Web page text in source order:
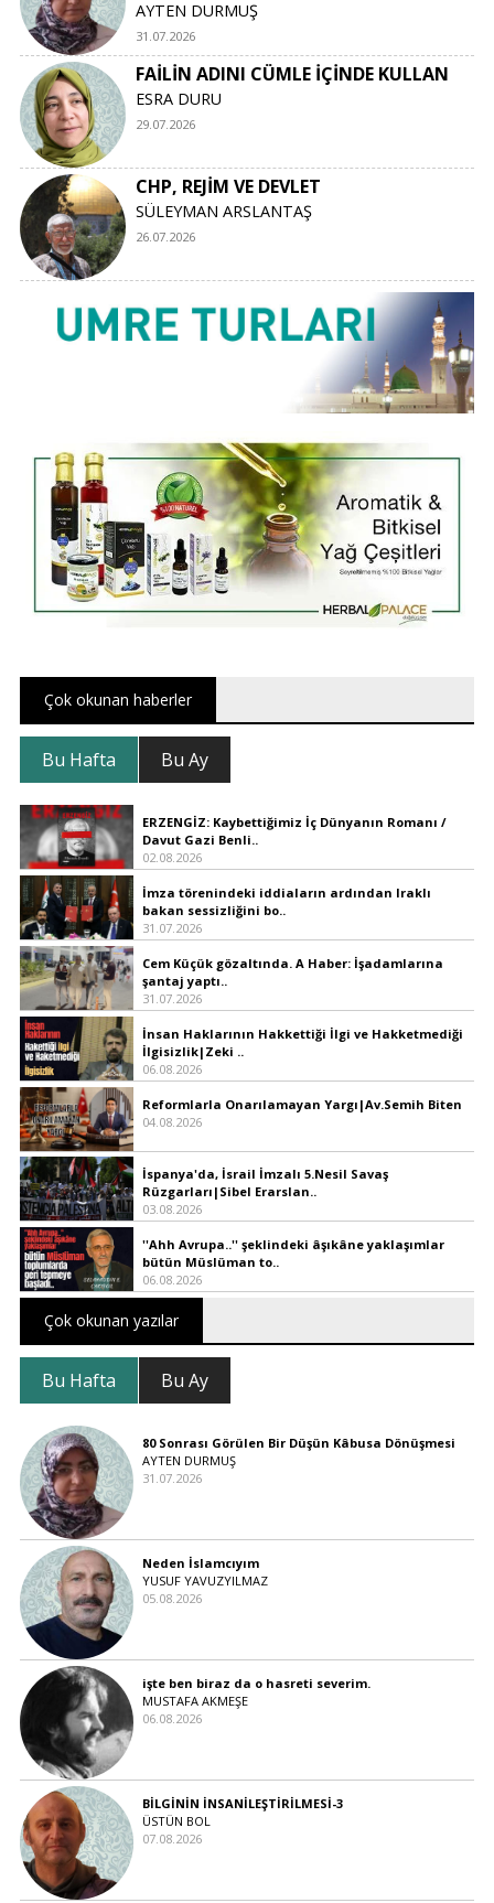
AYTEN DURMUŞ
31.07.2026
FAİLİN ADINI CÜMLE İÇİNDE KULLAN
ESRA DURU
29.07.2026
CHP, REJİM VE DEVLET
SÜLEYMAN ARSLANTAŞ
26.07.2026
Çok okunan haberler
Bu Hafta Bu Ay
ERZENGİZ: Kaybettiğimiz İç Dünyanın Romanı /
Davut Gazi Benli..
02.08.2026
İmza törenindeki iddiaların ardından Iraklı
bakan sessizliğini bo..
31.07.2026
Cem Küçük gözaltında. A Haber: İşadamlarına
şantaj yaptı..
31.07.2026
İnsan Haklarının Hakkettiği İlgi ve Hakketmediği
İlgisizlik|Zeki ..
06.08.2026
Reformlarla Onarılamayan Yargı|Av.Semih Biten
04.08.2026
İspanya'da, İsrail İmzalı 5.Nesil Savaş
Rüzgarları|Sibel Erarslan..
03.08.2026
''Ahh Avrupa..'' şeklindeki âşıkâne yaklaşımlar
bütün Müslüman to..
06.08.2026
Çok okunan yazılar
Bu Hafta Bu Ay
80 Sonrası Görülen Bir Düşün Kâbusa Dönüşmesi
AYTEN DURMUŞ
31.07.2026
Neden İslamcıyım
YUSUF YAVUZYILMAZ
05.08.2026
işte ben biraz da o hasreti severim.
MUSTAFA AKMEŞE
06.08.2026
BİLGİNİN İNSANİLEŞTİRİLMESİ-3
ÜSTÜN BOL
07.08.2026